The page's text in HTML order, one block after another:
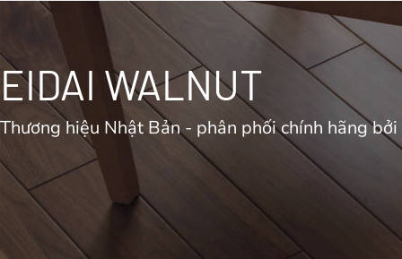
EIDAI WALNUT
Thương hiệu Nhật Bản - phân phối chính hãng